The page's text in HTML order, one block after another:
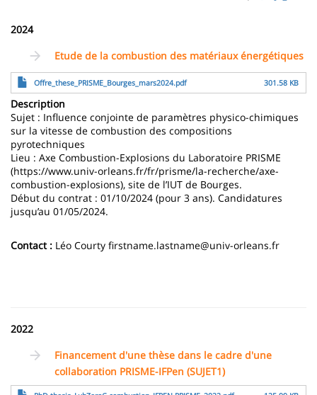
content
Contenu
de
la
page
principale
2024
Etude de la combustion des matériaux énergétiques
ArchivoOffre_these_PRISME_Bourges_mars2024.pdf 301.58 KB
Description
Sujet : Influence conjointe de paramètres physico-chimiques
sur la vitesse de combustion des compositions
pyrotechniques
Lieu : Axe Combustion-Explosions du Laboratoire PRISME
(https://www.univ-orleans.fr/fr/prisme/la-recherche/axe-
combustion-explosions), site de l’IUT de Bourges.
Début du contrat : 01/10/2024 (pour 3 ans). Candidatures
jusqu’au 01/05/2024.
Contact : Léo Courty firstname.lastname@univ-orleans.fr
2022
Financement d'une thèse dans le cadre d'une
collaboration PRISME-IFPen (SUJET1)
Archivo